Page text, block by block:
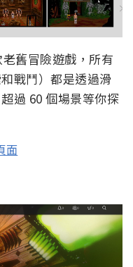
舊冒險遊戲，所有
戰鬥）都是透過滑
過 60 個場景等你探
面